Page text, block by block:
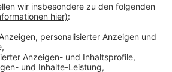
Angebot. Eine Videosprechstunde
Eltern von kranken Kindern auch
oder mittwochs-nachmittags
immer dann, wenn kein
geöffnet hat.